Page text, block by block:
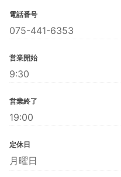
電話番号
075-441-6353
営業開始
9:30
営業終了
19:00
定休日
月曜日